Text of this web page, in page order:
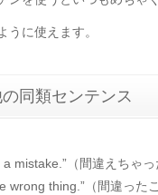
うに使えます。
同類センテンス
mistake.”（間違えちゃっ
wrong thing.”（間違った